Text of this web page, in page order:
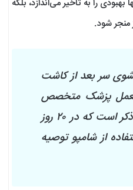
را به تاخیر می‌اندازد، بلکه
منجر شود.
سر بعد از کاشت
پزشک متخصص
اقدام نمایید. لازم به ذکر است که در ۲۰ روز
از شامپو توصیه